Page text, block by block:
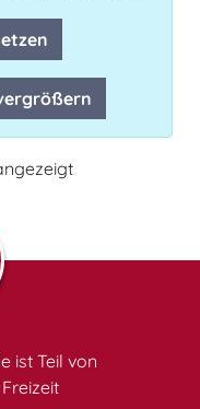
ist Teil von